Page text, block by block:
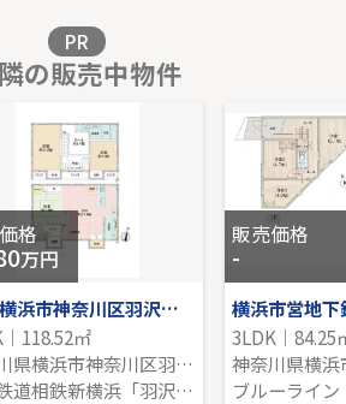
販売価格を見る
横浜市青葉区すみよし台土地
-｜-｜128.50㎡｜-
販売価格を見る
PR
の販売中物件
格
万円
戸建 横浜市神奈川区羽沢南４丁目
118.52㎡
神奈川県横浜市神奈川区羽沢南４丁目
相模鉄道相鉄新横浜「羽沢横浜国大」駅 徒歩11分
販売価格
-
3LDK｜84.25